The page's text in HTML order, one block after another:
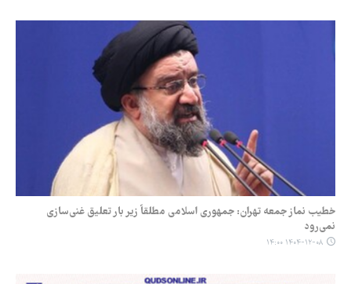
خطیب نماز جمعه تهران: جمهوری اسلامی مطلقاً زیر بار تعلیق غنی‌سازی
نمی‌رود
۱۴۰۴-۱۲-۰۸ ۱۴:۰۰